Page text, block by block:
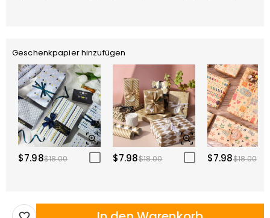
Geschenkpapier hinzufügen
$7.98$18.00 $7.98$18.00 $7.98$18.00